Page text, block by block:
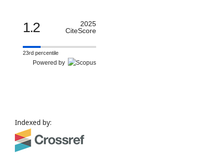
1.2
2025
CiteScore
23rd percentile
Powered by
Indexed by: